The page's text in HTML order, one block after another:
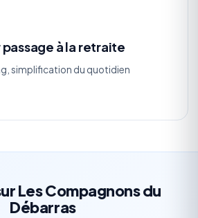
à la retraite
simplification du quotidien
Les Compagnons du
Débarras